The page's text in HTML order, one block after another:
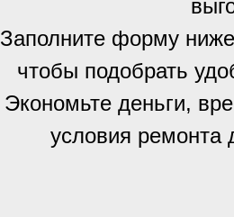
Заполните форму
чтобы подобрать
Экономьте деньги,
условия ремонта